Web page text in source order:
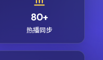
80+
热播同步